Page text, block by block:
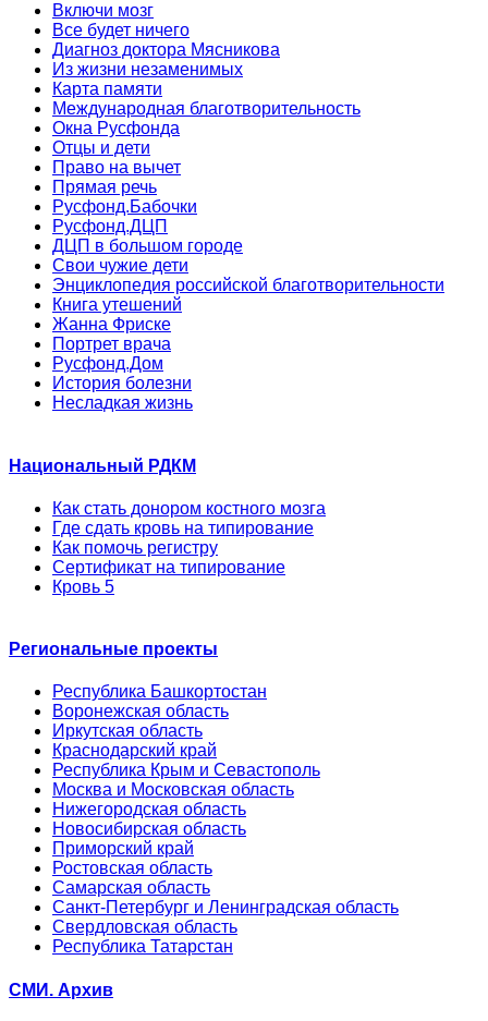
Включи мозг
Все будет ничего
Диагноз доктора Мясникова
Из жизни незаменимых
Карта памяти
Международная благотворительность
Окна Русфонда
Отцы и дети
Право на вычет
Прямая речь
Русфонд.Бабочки
Русфонд.ДЦП
ДЦП в большом городе
Свои чужие дети
Энциклопедия российской благотворительности
Книга утешений
Жанна Фриске
Портрет врача
Русфонд.Дом
История болезни
Несладкая жизнь
Национальный РДКМ
Как стать донором костного мозга
Где сдать кровь на типирование
Как помочь регистру
Сертификат на типирование
Кровь 5
Региональные проекты
Республика Башкортостан
Воронежская область
Иркутская область
Краснодарский край
Республика Крым и Севастополь
Москва и Московская область
Нижегородская область
Новосибирская область
Приморский край
Ростовская область
Самарская область
Санкт-Петербург и Ленинградская область
Свердловская область
Республика Татарстан
СМИ. Архив